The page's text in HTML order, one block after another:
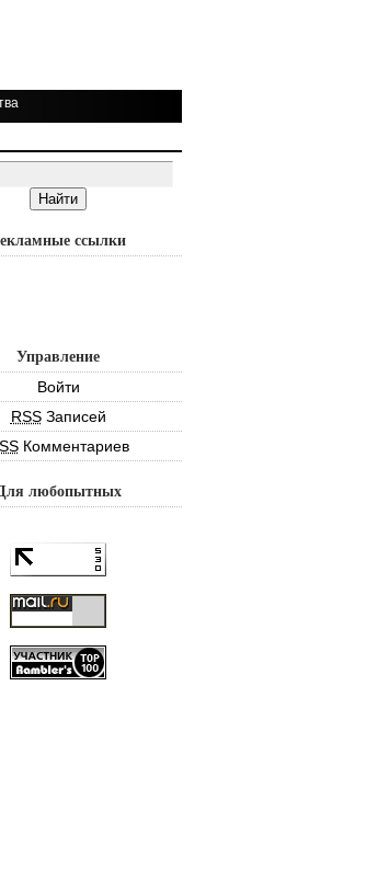
ссылки
Управление
Войти
RSSЗаписей
Комментариев
любопытных